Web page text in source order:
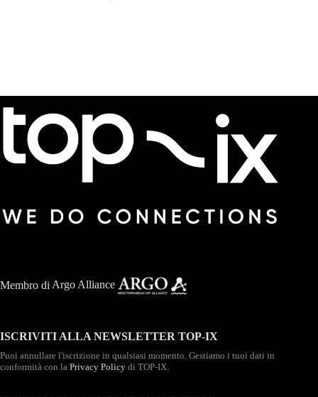
Membro di Argo Alliance
ISCRIVITI ALLA NEWSLETTER TOP-IX
Puoi annullare l'iscrizione in qualsiasi momento. Gestiamo i tuoi dati in
conformità con la Privacy Policy di TOP-IX.